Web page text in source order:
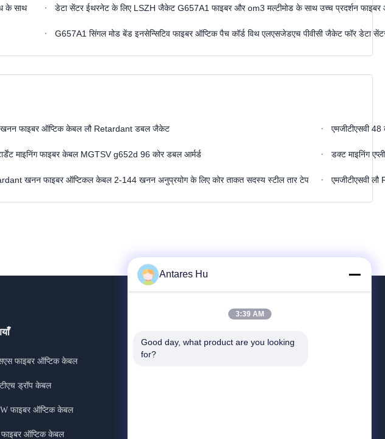
के साथ डेटा सेंटर ईथरनेट के लिए LSZH जैकेट G657A1 फाइबर और om3 मल्टीमोड के साथ उच्च प्रदर्शन फाइबर
G657A1 सिंगल मोड बेंड इनसेन्सिटिव फाइबर ऑप्टिक पैच कॉर्ड विथ एलएसजेडएच पीवीसी जैकेट फॉर डेटा
खनन फाइबर ऑप्टिक केबल लौ Retardant डबल जैकेट एमजीटीएसवी
माइनिंग फाइबर केबल MGTSV g652d 96 कोर डबल आर्मर्ड डक्ट माइनिंग
खनन फाइबर ऑप्टिकल केबल 2-144 खनन अनुप्रयोग के लिए कोर ताकत सदस्य स्टील तार टेप एमजीटीएसवी
फाइबर ऑप्टिक केबल
ड्रॉप केबल
फाइबर ऑप्टिक केबल
फाइबर ऑप्टिक केबल
Antares Hu
3:39 AM
Good day, what product are you looking
for?